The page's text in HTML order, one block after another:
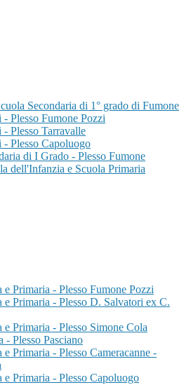
Secondaria di 1° grado di Fumone
- Plesso Fumone Pozzi
- Plesso Tarravalle
- Plesso Capoluogo
di I Grado - Plesso Fumone
dell'Infanzia e Scuola Primaria
e Primaria - Plesso Fumone Pozzi
e Primaria - Plesso D. Salvatori ex C.
e Primaria - Plesso Simone Cola
- Plesso Pasciano
e Primaria - Plesso Cameracanne -
e Primaria - Plesso Capoluogo